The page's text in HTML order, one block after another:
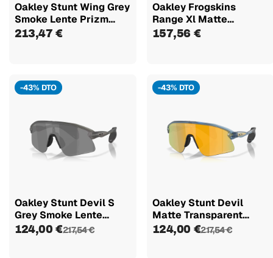
Oakley Stunt Wing Grey
Smoke Lente Prizm
24k...
213,47 €
Oakley Frogskins
Range Xl Matte
Tortoise Grey...
157,56 €
-43% DTO
Oakley Stunt Devil S
Grey Smoke Lente
Prizm...
124,00 €217,54 €
-43% DTO
Oakley Stunt Devil
Matte Transparent
Abyss...
124,00 €217,54 €